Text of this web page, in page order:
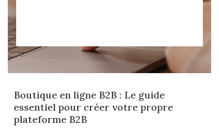
Boutique en ligne B2B : Le guide
essentiel pour créer votre propre
plateforme B2B